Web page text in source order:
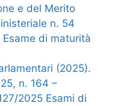
e del Merito
n. 54
di maturità
(2025).
n. 164 –
2025 Esami di